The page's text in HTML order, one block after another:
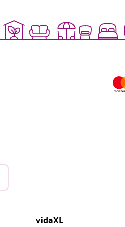
vidaXL